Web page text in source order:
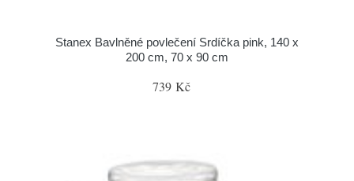
Stanex Bavlněné povlečení Srdíčka pink, 140 x
200 cm, 70 x 90 cm
739 Kč